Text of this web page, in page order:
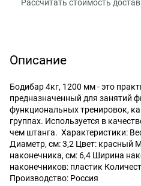
Рассчитать стоимость
Описание
Бодибар 4кг, 1200 мм - это
предназначенный для занятий
функциональных тренировок,
группах. Используется в
чем штанга. Характеристики:
Диаметр, см: 3,2 Цвет: красный
наконечника, см: 6,4 Ширина
наконечников: пластик
Производство: Россия